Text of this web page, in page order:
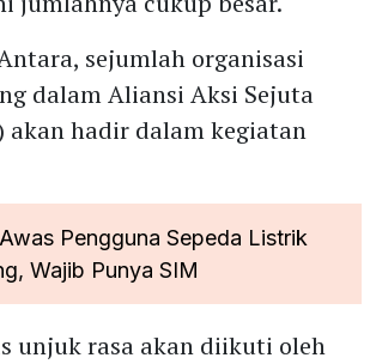
sejumlah organisasi
dalam Aliansi Aksi Sejuta
akan hadir dalam kegiatan
Awas Pengguna Sepeda Listrik
Wajib Punya SIM
unjuk rasa akan diikuti oleh